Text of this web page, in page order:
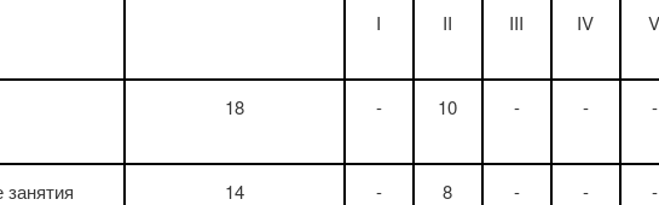
I II III IV V
18 - 10 - - -
занятия 14 - 8 - - -